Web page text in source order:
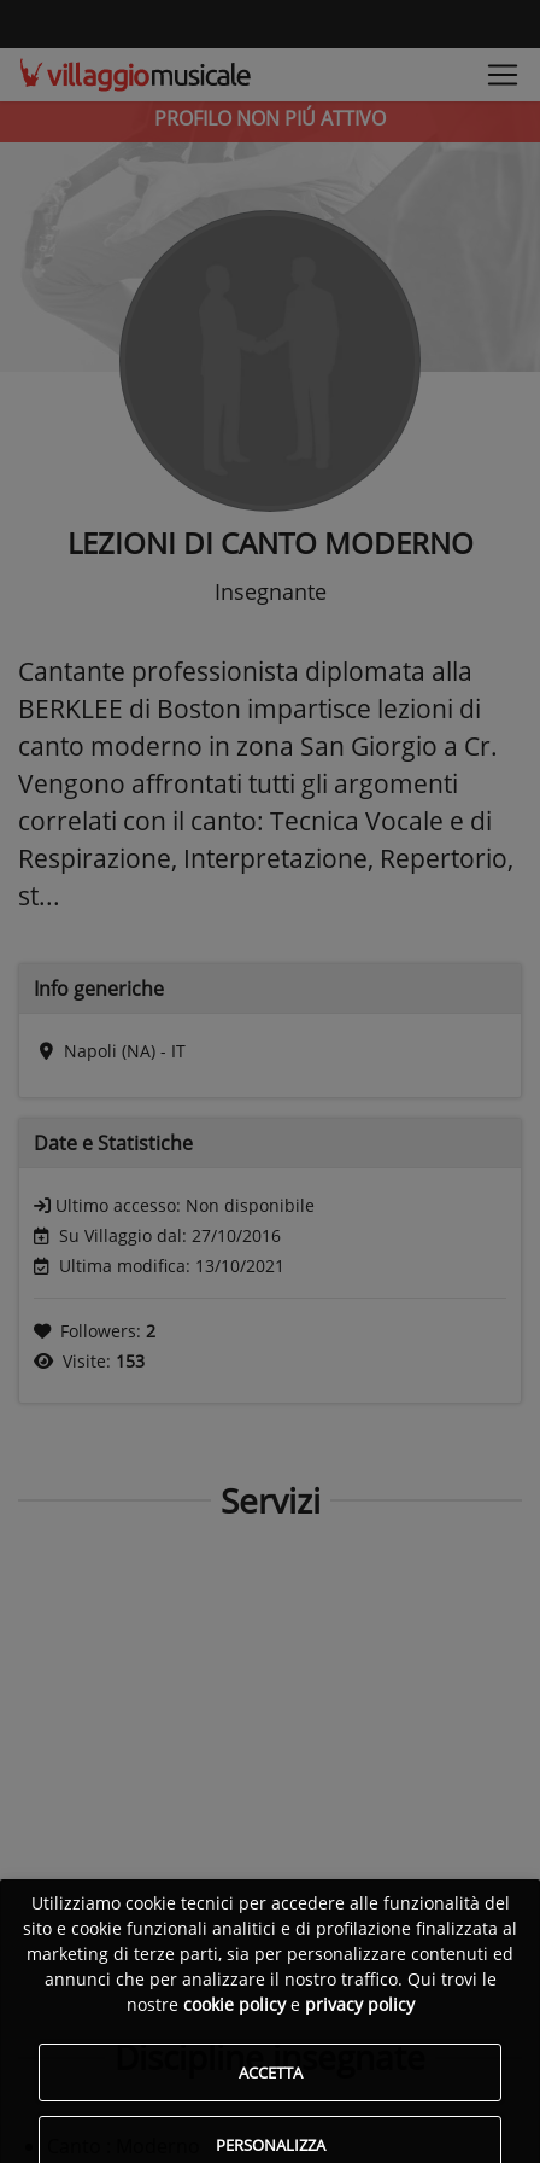
PROFILO NON PIÚ ATTIVO
LEZIONI DI CANTO MODERNO
Insegnante
Cantante professionista diplomata alla
BERKLEE di Boston impartisce lezioni di
canto moderno in zona San Giorgio a Cr.
Vengono affrontati tutti gli argomenti
correlati con il canto: Tecnica Vocale e di
Respirazione, Interpretazione, Repertorio,
st...
Info generiche
Napoli (NA) - IT
Date e Statistiche
Ultimo accesso: Non disponibile
Su Villaggio dal: 27/10/2016
Ultima modifica: 13/10/2021
Followers: 2
Visite: 153
Servizi
Discipline insegnate
Utilizziamo cookie tecnici per accedere alle funzionalità del
sito e cookie funzionali analitici e di profilazione finalizzata al
marketing di terze parti, sia per personalizzare contenuti ed
annunci che per analizzare il nostro traffico. Qui trovi le
nostre cookie policye privacy policy
ACCETTA
PERSONALIZZA